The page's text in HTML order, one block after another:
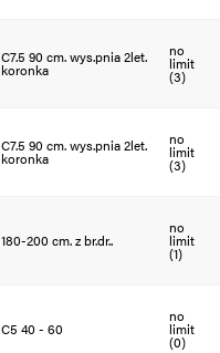
C7.5 90 cm. wys.pnia 2let.
koronka
no
limit
(3)
C7.5 90 cm. wys.pnia 2let.
koronka
no
limit
(3)
180-200 cm. z br.dr..
no
limit
(1)
C5 40 - 60
no
limit
(0)